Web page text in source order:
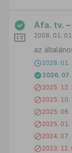
Áfa. tv.
2008. 01.
az
2028. 01.
2026. 07.
2025. 12.
2025. 10.
2025. 06.
2025. 01.
2024. 07.
2023. 12.